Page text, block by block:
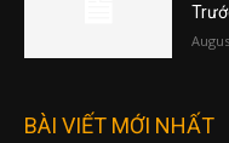
BÀI VIẾT MỚI NHẤT